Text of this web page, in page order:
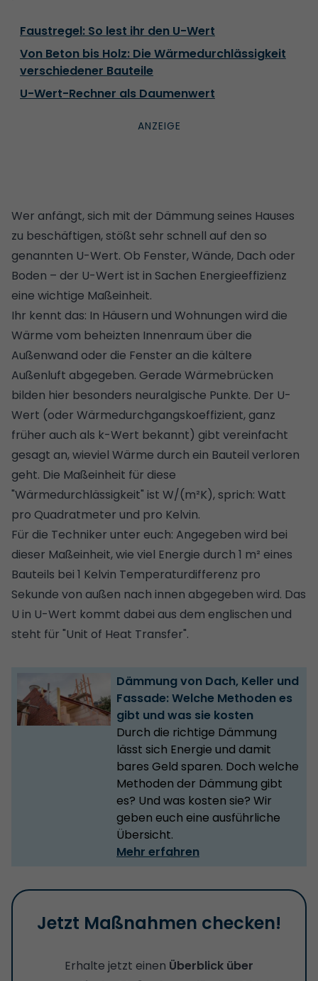
Faustregel: So lest ihr den U-Wert
Von Beton bis Holz: Die Wärmedurchlässigkeit
verschiedener Bauteile
U-Wert-Rechner als Daumenwert
Wer anfängt, sich mit der Dämmung seines Hauses
zu beschäftigen, stößt sehr schnell auf den so
genannten U-Wert. Ob Fenster, Wände, Dach oder
Boden – der U-Wert ist in Sachen Energieeffizienz
eine wichtige Maßeinheit.
Ihr kennt das: In Häusern und Wohnungen wird die
Wärme vom beheizten Innenraum über die
Außenwand oder die Fenster an die kältere
Außenluft abgegeben. Gerade Wärmebrücken
bilden hier besonders neuralgische Punkte. Der U-
Wert (oder Wärmedurchgangskoeffizient, ganz
früher auch als k-Wert bekannt) gibt vereinfacht
gesagt an, wieviel Wärme durch ein Bauteil verloren
geht. Die Maßeinheit für diese
"Wärmedurchlässigkeit" ist W/(m²K), sprich: Watt
pro Quadratmeter und pro Kelvin.
Für die Techniker unter euch: Angegeben wird bei
dieser Maßeinheit, wie viel Energie durch 1 m² eines
Bauteils bei 1 Kelvin Temperaturdifferenz pro
Sekunde von außen nach innen abgegeben wird. Das
U in U-Wert kommt dabei aus dem englischen und
steht für "Unit of Heat Transfer".
Dämmung von Dach, Keller und
Fassade: Welche Methoden es
gibt und was sie kosten
Durch die richtige Dämmung
lässt sich Energie und damit
bares Geld sparen. Doch welche
Methoden der Dämmung gibt
es? Und was kosten sie? Wir
geben euch eine ausführliche
Übersicht.
Mehr erfahren
Jetzt Maßnahmen checken!
Erhalte jetzt einen Überblick über